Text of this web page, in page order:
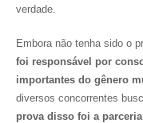
verdade.
Embora não tenha sido o
foi responsável por
importantes do gênero
diversos concorrentes
prova disso foi a